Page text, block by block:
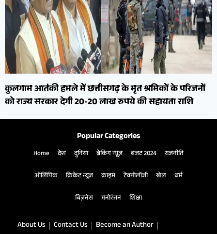
कुलगाम आतंकी हमले में छत्तीसगढ़ के मृत श्रमिकों के परिजनों
को राज्य सरकार देगी 20-20 लाख रुपये की सहायता राशि
Popular Categories
Home देश दुनिया ब्रेकिंग न्यूज़ बजट 2024 राजनीति
ओलिंपिक क्रिकेट न्यूज़ क्राइम टेक्नोलॉजी खेल धर्म
बिज़नेस मनोरंजन शिक्षा
About Us Contact Us
Become an Author